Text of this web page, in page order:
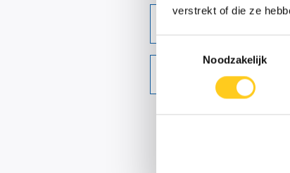
verstrekt of die ze
Toestemmingsselectie
Noodzakelijk
E-mailadres